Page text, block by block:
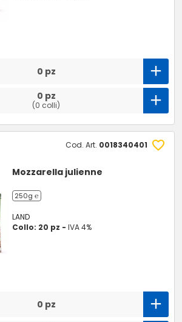
0 pz
0 pz
(0 colli)
Cod. Art. 0018340401
Mozzarella julienne
250g ℮
LAND
Collo: 20 pz -IVA 4%
0 pz